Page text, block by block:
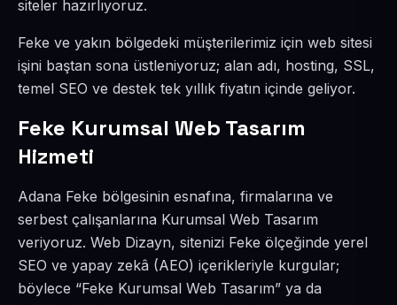
siteler hazırlıyoruz.
Feke ve yakın bölgedeki müşterilerimiz için web sitesi
işini baştan sona üstleniyoruz; alan adı, hosting, SSL,
temel SEO ve destek tek yıllık fiyatın içinde geliyor.
Feke Kurumsal Web Tasarım
Hizmeti
Adana Feke bölgesinin esnafına, firmalarına ve
serbest çalışanlarına Kurumsal Web Tasarım
veriyoruz. Web Dizayn, sitenizi Feke ölçeğinde yerel
SEO ve yapay zekâ (AEO) içerikleriyle kurgular;
böylece “Feke Kurumsal Web Tasarım” ya da